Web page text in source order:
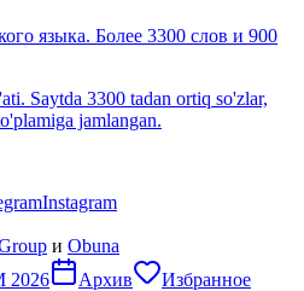
языка. Более 3300 слов и 900
Saytda 3300 tadan ortiq so'zlar,
jamlangan.
Instagram
и Obuna
2026 Архив Избранное